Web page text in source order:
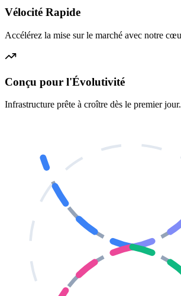
Vélocité Rapide
Accélérez la mise sur le marché avec notre
Conçu pour l'Évolutivité
Infrastructure prête à croître dès le premier jour.